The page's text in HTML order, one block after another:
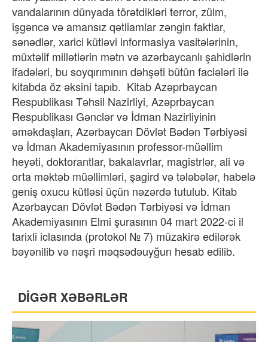
vandalarının dünyada törətdikləri terror, zülm,
işgəncə və amansız qətliamlar zəngin faktlar,
sənədlər, xarici kütləvi informasiya vasitələrinin,
müxtəlif millətlərin mətn və azərbaycanlı şahidlərin
ifadələri, bu soyqırımının dəhşəti bütün faciələri ilə
kitabda öz əksini tapıb. Kitab Azəprbaycan
Respublikası Təhsil Nazirliyi, Azəprbaycan
Respublikası Gənclər və İdman Nazirliyinin
əməkdaşları, Azərbaycan Dövlət Bədən Tərbiyəsi
və İdman Akademiyasının professor-müəllim
heyəti, doktorantlar, bakalavrlar, magistrlər, ali və
orta məktəb müəllimləri, şagird və tələbələr, habelə
geniş oxucu kütləsi üçün nəzərdə tutulub. Kitab
Azərbaycan Dövlət Bədən Tərbiyəsi və İdman
Akademiyasının Elmi şurasının 04 mart 2022-ci il
tarixli iclasında (protokol № 7) müzakirə edilərək
bəyənilib və nəşri məqsədəuyğun hesab edilib.
DİGƏR XƏBƏRLƏR